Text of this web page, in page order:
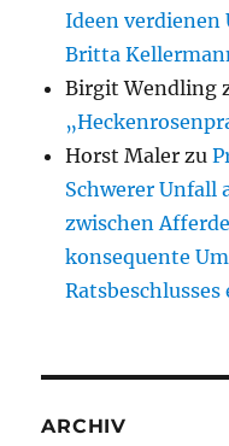
Ideen
Britta
Birgit Wendling
Horst Maler zu
Schwerer Unfall
zwischen
konsequente
ARCHIV